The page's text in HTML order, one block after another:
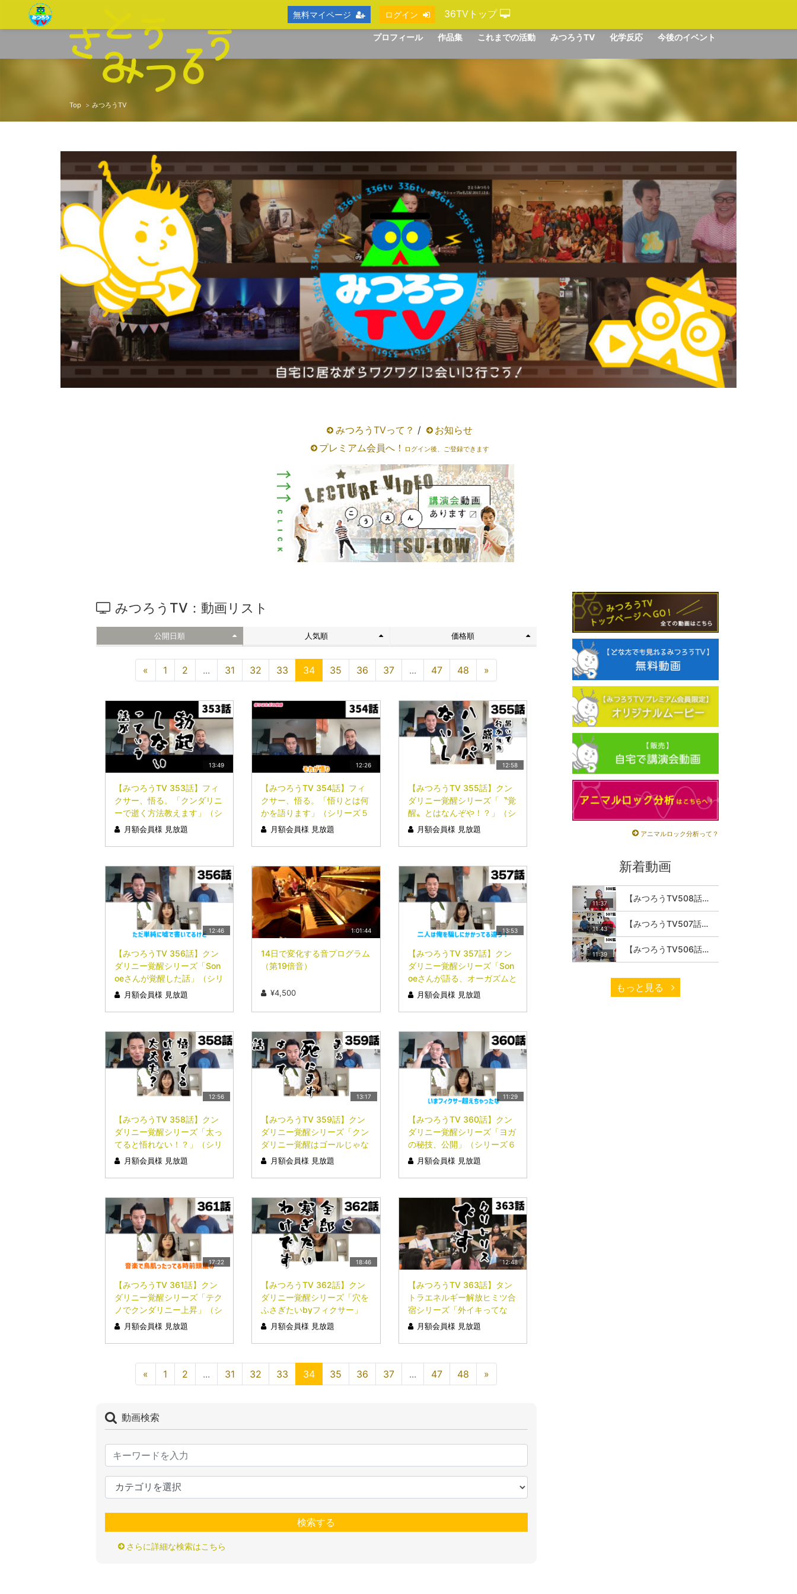
プロフィール 作品集 これまでの活動 みつろうTV 化学反応 今後のイベント
Top みつろうTV
みつろうTVって？ /
お知らせ
プレミアム会員へ！
ログイン後、ご登録できます
みつろうTV：動画リスト
公開日順 人気順 価格順
« 1 2 ... 31 32 33 34 35 36 37 ... 47 48 »
13:49
【みつろうTV 353話】フィ
クサー、悟る。「クンダリニ
ーで逝く方法教えます」（シ
リーズ第４回）
月額会員様 見放題
12:26
【みつろうTV 354話】フィ
クサー、悟る。「悟りとは何
かを語ります」（シリーズ５
回目）
月額会員様 見放題
12:58
【みつろうTV 355話】クン
ダリニー覚醒シリーズ「〝覚
醒〟とはなんぞや！？」（シ
リーズ１回目）
月額会員様 見放題
12:46
【みつろうTV 356話】クン
ダリニー覚醒シリーズ「Son
oeさんが覚醒した話」（シリ
ーズ２回目）
月額会員様 見放題
1:01:44
14日で変化する音プログラム
（第19倍音）
¥4,500
13:53
【みつろうTV 357話】クン
ダリニー覚醒シリーズ「Son
oeさんが語る、オーガズムと
悟り」（シリーズ３回目）
月額会員様 見放題
12:56
【みつろうTV 358話】クン
ダリニー覚醒シリーズ「太っ
てると悟れない！？」（シリ
ーズ４回目）
月額会員様 見放題
13:17
【みつろうTV 359話】クン
ダリニー覚醒シリーズ「クン
ダリニー覚醒はゴールじゃな
い！？」（シリーズ５回目）
月額会員様 見放題
11:29
【みつろうTV 360話】クン
ダリニー覚醒シリーズ「ヨガ
の秘技、公開」（シリーズ６
回目）
月額会員様 見放題
17:22
【みつろうTV 361話】クン
ダリニー覚醒シリーズ「テク
ノでクンダリニー上昇」（シ
リーズ７回目）
月額会員様 見放題
18:46
【みつろうTV 362話】クン
ダリニー覚醒シリーズ「穴を
ふさぎたいbyフィクサー」
（シリーズ８回目）
月額会員様 見放題
12:48
【みつろうTV 363話】タン
トラエネルギー解放ヒミツ合
宿シリーズ「外イキってな
に？byみつろう」（シリーズ
月額会員様 見放題
« 1 2 ... 31 32 33 34 35 36 37 ... 47 48 »
動画検索
検索する
さらに詳細な検索はこちら
アニマルロック分析って？
無料マイページ ログイン 36TVトップ
新着動画
11:37 【みつろうTV508話】さとうみつろう『サトレル男塾』編④「“毎日”が変わります。楽しく」
11:43 【みつろうTV507話】さとうみつろう『サトレル男塾』編③「快楽は“自分のカラダの内側”にしかない」
11:39 【みつろうTV506話】さとうみつろう『サトレル男塾』編②「不思議な棒をお尻に…」
もっと見る